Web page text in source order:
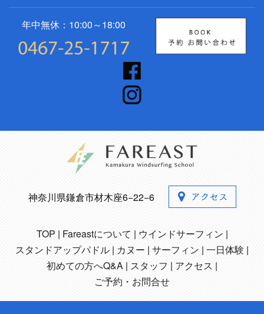
年中無休：10:00～18:00
神奈川県鎌倉市材木座6−22−6
TOP Fareastについて
ウインドサーフィン
スタンドアップパドル
カヌー サーフィン 一日体験
初めての方へQ&A スタッフ
アクセス
ご予約・お問合せ